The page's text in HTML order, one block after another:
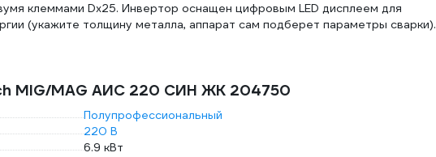
клеммами Dх25. Инвертор оснащен цифровым LED дисплеем для
(укажите толщину металла, аппарат сам подберет параметры сварки).
MIG/MAG АИС 220 СИН ЖК 204750
Полупрофессиональный
220 В
6.9 кВт